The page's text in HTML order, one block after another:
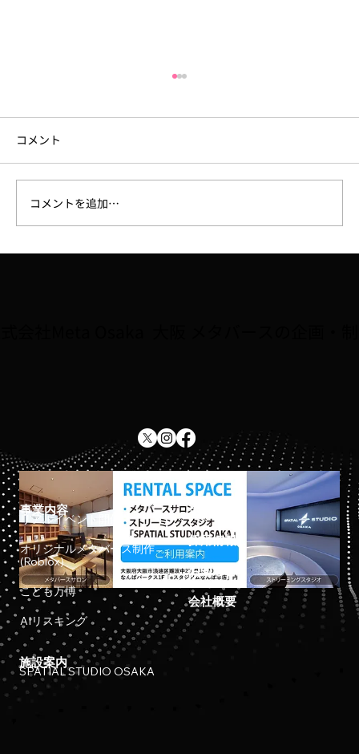
コメント
コメントを追加…
事業内容
リアルイベント開催
オリジナルメタバース制作
(Roblox)
こども万博
AIリスキング
施設案内
SPATIAL STUDIO OSAKA
ホーム
採用情報
お知らせ
会社概要